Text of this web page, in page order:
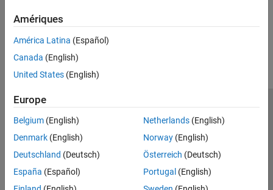
Amériques
América Latina (Español)
Canada (English)
United States (English)
Europe
Belgium (English)
Denmark (English)
Deutschland (Deutsch)
España (Español)
Netherlands(English)
Norway(English)
Österreich (Deutsch)
Portugal (English)
Lutte anti-piratage
Contacts locaux
© 1994-2026 The MathWorks, Inc.